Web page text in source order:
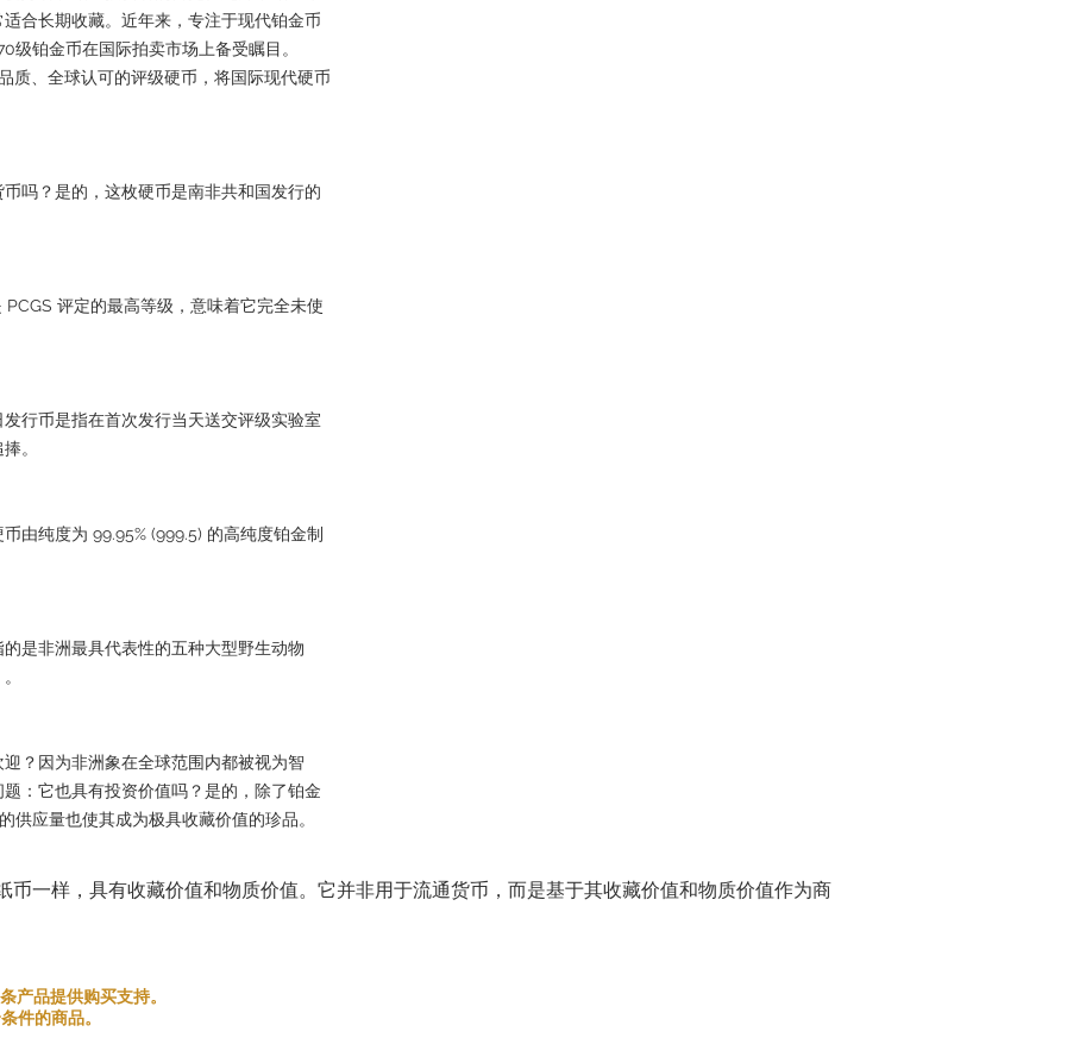
合长期收藏。近年来，专注于现代铂金币
级铂金币在国际拍卖市场上备受瞩目。
质、全球认可的评级硬币，将国际现代硬币
吗？是的，这枚硬币是南非共和国发行的
评定的最高等级，意味着它完全未使
行币是指在首次发行当天送交评级实验室
。
由纯度为 99.95% (999.5) 的高纯度铂金制
是非洲最具代表性的五种大型野生动物
？因为非洲象在全球范围内都被视为智
：它也具有投资价值吗？是的，除了铂金
供应量也使其成为极具收藏价值的珍品。
币一样，具有收藏价值和物质价值。它并非用于流通货币，而是基于其收藏价值和物质价值作为商
产品提供购买支持。
件的商品。